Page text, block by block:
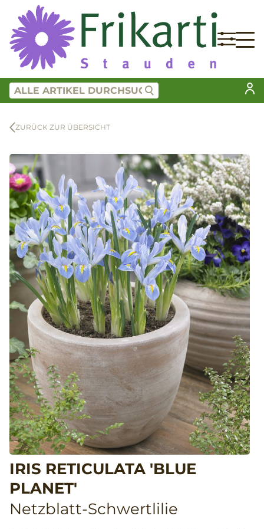
ZURÜCK ZUR ÜBERSICHT
IRIS RETICULATA 'BLUE
PLANET'
Netzblatt-Schwertlilie